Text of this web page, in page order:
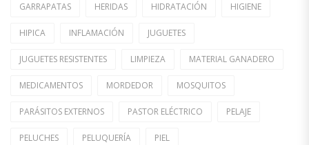
GARRAPATAS HERIDAS HIDRATACIÓN HIGIENE
HIPICA INFLAMACIÓN JUGUETES
JUGUETES RESISTENTES LIMPIEZA MATERIAL GANADERO
MEDICAMENTOS MORDEDOR MOSQUITOS
PARÁSITOS EXTERNOS PASTOR ELÉCTRICO PELAJE
PELUCHES PELUQUERÍA PIEL